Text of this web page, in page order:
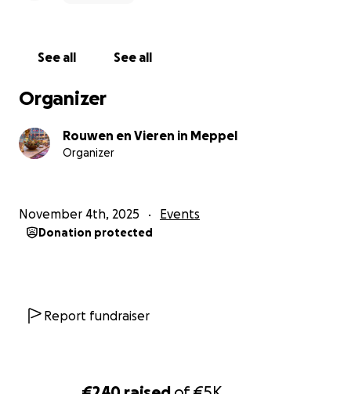
See all See all
Organizer
Rouwen en Vieren in Meppel
Organizer
November 4th, 2025 Events
Donation protected
Report fundraiser